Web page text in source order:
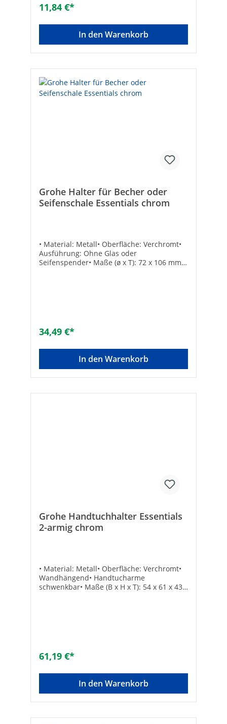
11,84 €*
In den Warenkorb
Grohe Halter für Becher oder
Seifenschale Essentials chrom
• Material: Metall• Oberfläche: Verchromt•
Ausführung: Ohne Glas oder
Seifenspender• Maße (ø x T): 72 x 106 mm•
34,49 €*
In den Warenkorb
Grohe Handtuchhalter Essentials
2-armig chrom
• Material: Metall• Oberfläche: Verchromt•
Wandhängend• Handtucharme
schwenkbar• Maße (B x H x T): 54 x 61 x 439
61,19 €*
In den Warenkorb